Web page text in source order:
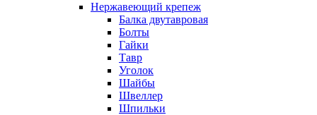
Нержавеющий крепеж
Балка двутавровая
Болты
Гайки
Тавр
Уголок
Шайбы
Швеллер
Шпильки